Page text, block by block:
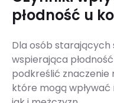
płodność u
Dla osób starających
wspierająca
podkreślić znaczenie
które mogą wpływać